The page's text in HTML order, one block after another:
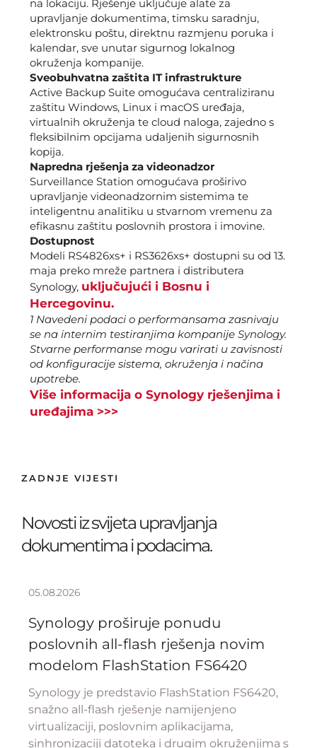
na lokaciju. Rješenje uključuje alate za
upravljanje dokumentima, timsku saradnju,
elektronsku poštu, direktnu razmjenu poruka i
kalendar, sve unutar sigurnog lokalnog
okruženja kompanije.
Sveobuhvatna zaštita IT infrastrukture
Active Backup Suite omogućava centraliziranu
zaštitu Windows, Linux i macOS uređaja,
virtualnih okruženja te cloud naloga, zajedno s
fleksibilnim opcijama udaljenih sigurnosnih
kopija.
Napredna rješenja za videonadzor
Surveillance Station omogućava proširivo
upravljanje videonadzornim sistemima te
inteligentnu analitiku u stvarnom vremenu za
efikasnu zaštitu poslovnih prostora i imovine.
Dostupnost
Modeli RS4826xs+ i RS3626xs+ dostupni su od 13.
maja preko mreže partnera i distributera
Synology, uključujući i Bosnu i
Hercegovinu.
1 Navedeni podaci o performansama zasnivaju
se na internim testiranjima kompanije Synology.
Stvarne performanse mogu varirati u zavisnosti
od konfiguracije sistema, okruženja i načina
upotrebe.
Više informacija o Synology rješenjima i
uređajima >>>
ZADNJE VIJESTI
Novosti iz svijeta upravljanja
dokumentima i podacima.
05.08.2026
Synology proširuje ponudu
poslovnih all-flash rješenja novim
modelom FlashStation FS6420
Synology je predstavio FlashStation FS6420,
snažno all-flash rješenje namijenjeno
virtualizaciji, poslovnim aplikacijama,
sinhronizaciji datoteka i drugim okruženjima s